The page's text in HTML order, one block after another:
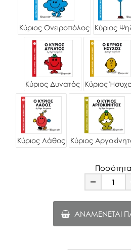
Κύριος Ονειροπόλος Κύριος
Κύριος Δυνατός Κύριος
Κύριος Λάθος Κύριος
Ποσότητα
Minus
ΑΝΑΜΈΝΕΤΑΙ